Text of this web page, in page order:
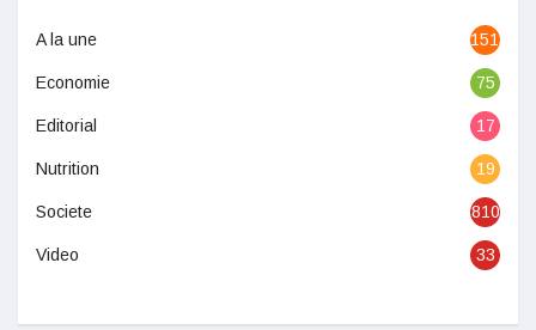
A la une 1513
Economie 75
Editorial 17
Nutrition 19
Societe 810
Video 33